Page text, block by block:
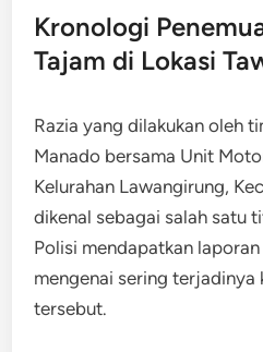
Kronologi
Tajam di Lokasi
Razia yang dilakukan oleh
Manado bersama Unit
Kelurahan Lawangirung,
dikenal sebagai salah satu
Polisi mendapatkan
mengenai sering terjadinya
tersebut.